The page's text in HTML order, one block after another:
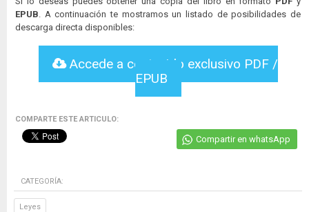
EPUB . A continuación te mostramos un listado de posibilidades de
descarga directa disponibles:
Accede a contenido exclusivo PDF /
EPUB
COMPARTE ESTE ARTICULO:
Compartir en whatsApp
CATEGORÍA:
Leyes